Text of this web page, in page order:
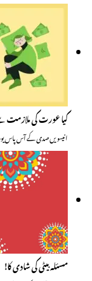
کیا عورت کی ملازمت
انیسویں صدی کے آس پاس
مسئلہ بیٹی کی شادی کا!